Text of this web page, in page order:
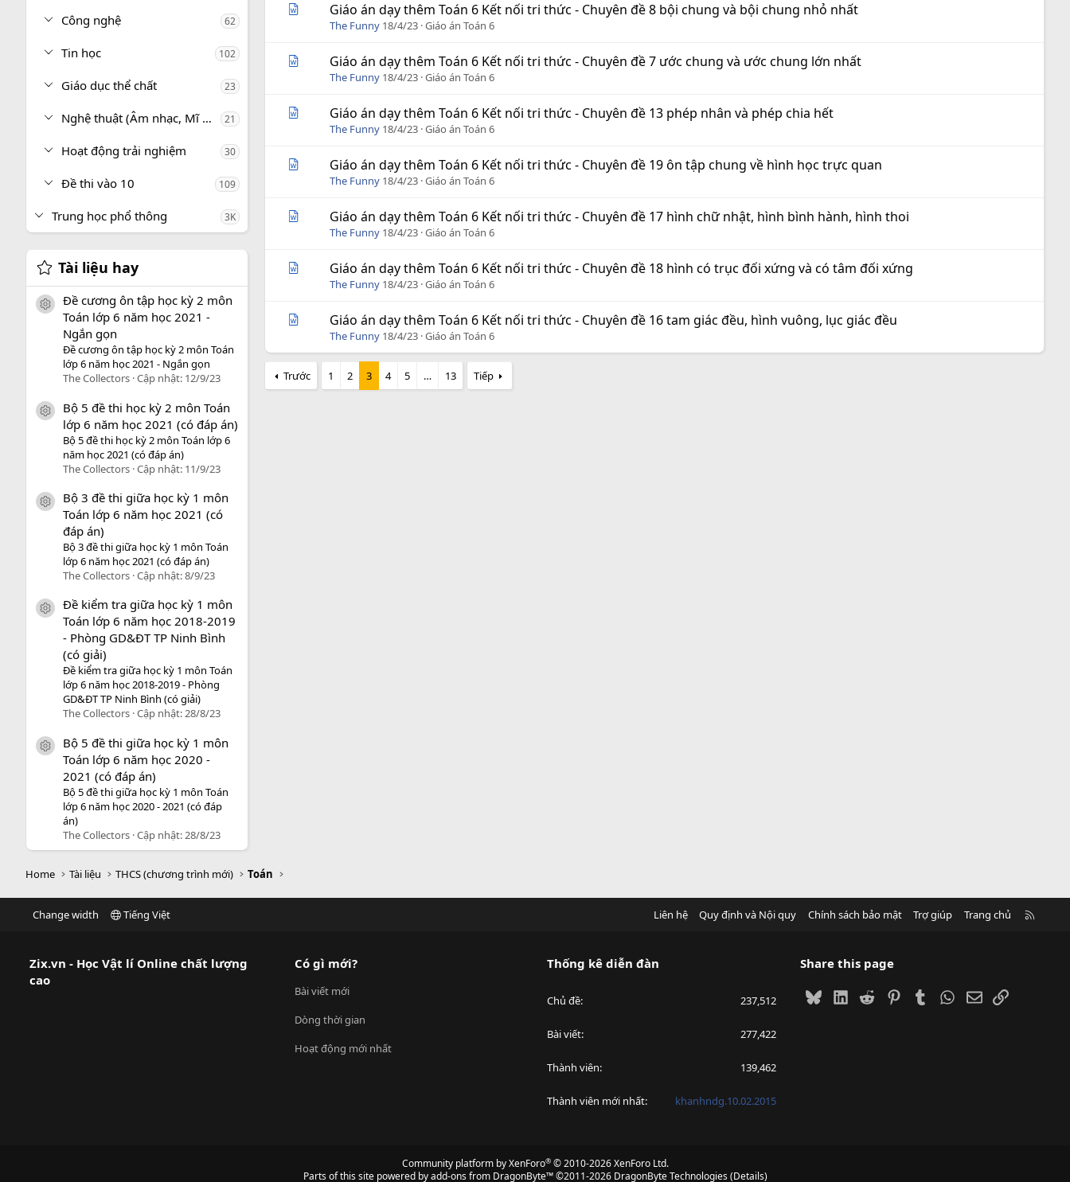
Công nghệ 62
Tin học 102
Giáo dục thể chất 23
Nghệ thuật (Âm nhạc, Mĩ thuật) 21
Hoạt động trải nghiệm 30
Đề thi vào 10 109
Trung học phổ thông 3K
Tài liệu hay
icon tài liệu
Đề cương ôn tập học kỳ 2 môn
Toán lớp 6 năm học 2021 -
Ngắn gọn
Đề cương ôn tập học kỳ 2 môn Toán
lớp 6 năm học 2021 - Ngắn gọn
The Collectors Cập nhật: 12/9/23
icon tài liệu
Bộ 5 đề thi học kỳ 2 môn Toán
lớp 6 năm học 2021 (có đáp án)
Bộ 5 đề thi học kỳ 2 môn Toán lớp 6
năm học 2021 (có đáp án)
The Collectors Cập nhật: 11/9/23
icon tài liệu
Bộ 3 đề thi giữa học kỳ 1 môn
Toán lớp 6 năm học 2021 (có
đáp án)
Bộ 3 đề thi giữa học kỳ 1 môn Toán
lớp 6 năm học 2021 (có đáp án)
The Collectors Cập nhật:8/9/23
icon tài liệu
Đề kiểm tra giữa học kỳ 1 môn
Toán lớp 6 năm học 2018-2019
- Phòng GD&ĐT TP Ninh Bình
(có giải)
Đề kiểm tra giữa học kỳ 1 môn Toán
lớp 6 năm học 2018-2019 - Phòng
GD&ĐT TP Ninh Bình (có giải)
The Collectors Cập nhật:28/8/23
icon tài liệu
Bộ 5 đề thi giữa học kỳ 1 môn
Toán lớp 6 năm học 2020 -
2021 (có đáp án)
Bộ 5 đề thi giữa học kỳ 1 môn Toán
lớp 6 năm học 2020 - 2021 (có đáp
án)
The Collectors Cập nhật: 28/8/23
Giáo án dạy thêm Toán 6 Kết nối tri thức - Chuyên đề 8 bội chung và bội chung nhỏ nhất
The Funny 18/4/23 Giáo án Toán 6
Giáo án dạy thêm Toán 6 Kết nối tri thức - Chuyên đề 7 ước chung và ước chung lớn nhất
The Funny 18/4/23 Giáo án Toán 6
Giáo án dạy thêm Toán 6 Kết nối tri thức - Chuyên đề 13 phép nhân và phép chia hết
The Funny 18/4/23 Giáo án Toán 6
Giáo án dạy thêm Toán 6 Kết nối tri thức - Chuyên đề 19 ôn tập chung về hình học trực quan
The Funny 18/4/23 Giáo án Toán 6
Giáo án dạy thêm Toán 6 Kết nối tri thức - Chuyên đề 17 hình chữ nhật, hình bình hành, hình thoi
The Funny 18/4/23 Giáo án Toán 6
Giáo án dạy thêm Toán 6 Kết nối tri thức - Chuyên đề 18 hình có trục đối xứng và có tâm đối xứng
The Funny 18/4/23 Giáo án Toán 6
Giáo án dạy thêm Toán 6 Kết nối tri thức - Chuyên đề 16 tam giác đều, hình vuông, lục giác đều
The Funny 18/4/23 Giáo án Toán 6
Trước 1 2 3 4 5 … 13 Tiếp
Home Tài liệu THCS (chương trình mới) Toán
Change width Tiếng Việt Liên hệ Quy định và Nội quy Chính sách bảo mật Trợ giúp Trang chủ
Zix.vn - Học Vật lí Online chất lượng
cao
Có gì mới?
Bài viết mới
Dòng thời gian
Hoạt động mới nhất
Thống kê diễn đàn
Chủ đề 237,512
Bài viết 277,422
Thành viên 139,462
Thành viên mới nhất khanhndg.10.02.2015
Share this page
BlueskyLinkedIn
Reddit PinterestTumblrWhatsApp
EmailLink
Community platform by XenForo® © 2010-2026 XenForo Ltd.
Parts of this site powered byadd-ons from DragonByte™©2011-2026 DragonByte Technologies(Details)